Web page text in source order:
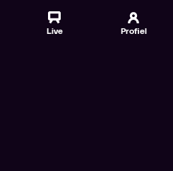
Live Profiel